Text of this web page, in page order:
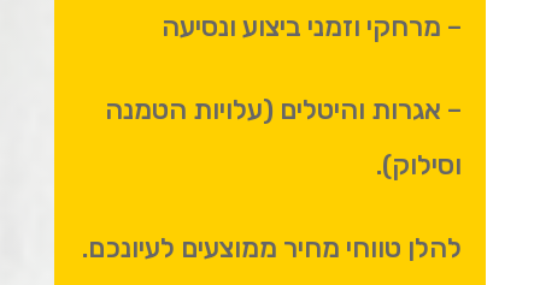
– מרחקי וזמני ביצוע ונסיעה
– אגרות והיטלים (עלויות הטמנה
וסילוק).
להלן טווחי מחיר ממוצעים לעיונכם.